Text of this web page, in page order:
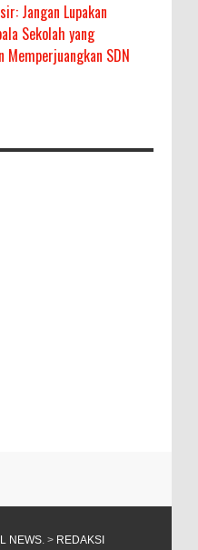
Jangan Lupakan
Sekolah yang
SDN
NEWS . > REDAKSI